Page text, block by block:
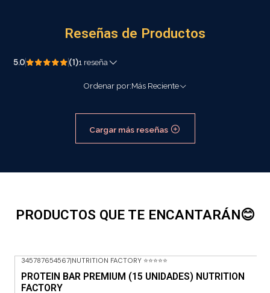
Reseñas de Productos
5.0 (1)1 reseña
Ordenar por:Más Reciente
Cargar más reseñas
PRODUCTOS QUE TE ENCANTARÁN😊
345787654567|NUTRITION FACTORY ⭐⭐⭐⭐⭐
PROTEIN BAR PREMIUM (15 UNIDADES) NUTRITION
FACTORY